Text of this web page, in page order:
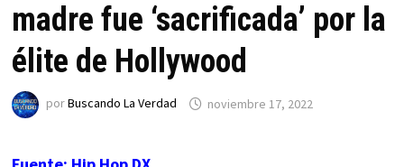
madre fue ‘sacrificada’ por la
élite de Hollywood
porBuscando La Verdad noviembre 17, 2022